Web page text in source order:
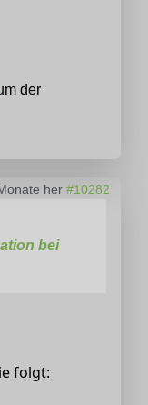
der
her #10282
bei
folgt: